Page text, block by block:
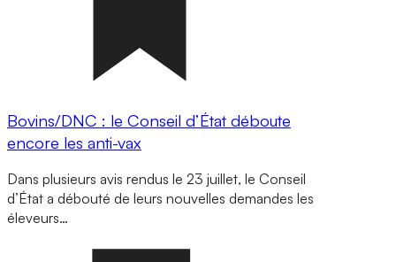
Bovins/DNC : le Conseil d’État déboute
encore les anti-vax
Dans plusieurs avis rendus le 23 juillet, le Conseil
d’État a débouté de leurs nouvelles demandes les
éleveurs…